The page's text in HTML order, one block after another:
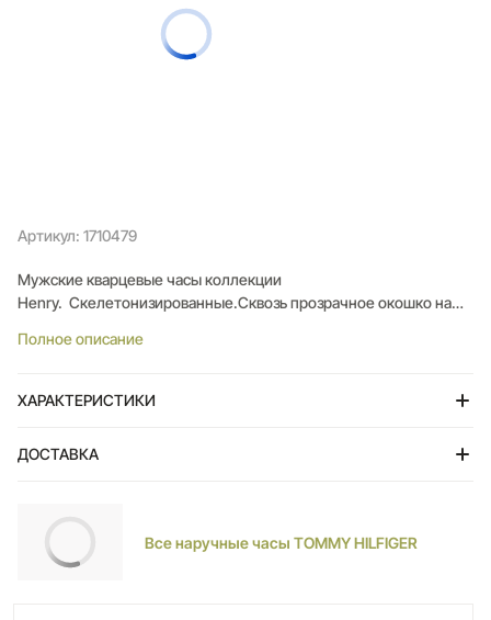
Артикул: 1710479
Мужские кварцевые часы коллекции
Henry. Скелетонизированные.Сквозь прозрачное окошко на
день недели вынесены на отдельные циферблаты.12-ти и 24-х
стекло.Корпус и браслет выполнены из нержавеющей стали с
Полное описание
ХАРАКТЕРИСТИКИ
ДОСТАВКА
Все наручные часы TOMMY HILFIGER